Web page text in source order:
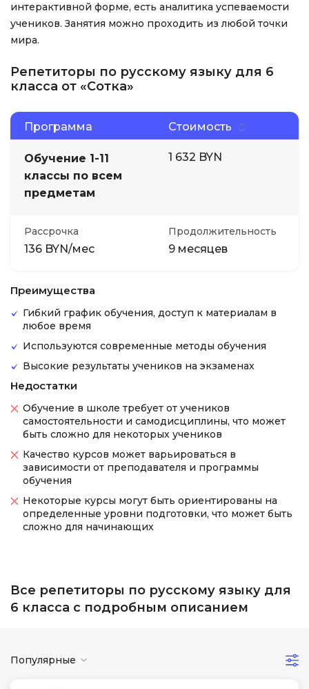
интерактивной форме, есть аналитика успеваемости
учеников. Занятия можно проходить из любой точки
мира.
Репетиторы по русскому языку для 6
класса от «Сотка»
Программа Стоимость
Обучение 1-11
классы по всем
предметам
1 632 BYN
Рассрочка
136 BYN/мес
Продолжительность
9 месяцев
Преимущества
Гибкий график обучения, доступ к материалам в
любое время
Используются современные методы обучения
Высокие результаты учеников на экзаменах
Недостатки
Обучение в школе требует от учеников
самостоятельности и самодисциплины, что может
быть сложно для некоторых учеников
Качество курсов может варьироваться в
зависимости от преподавателя и программы
обучения
Некоторые курсы могут быть ориентированы на
определенные уровни подготовки, что может быть
сложно для начинающих
Все репетиторы по русскому языку для
6 класса с подробным описанием
Популярные